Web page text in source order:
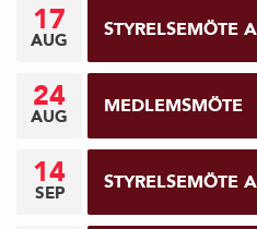
17
AUG STYRELSEMÖTE
24
AUG MEDLEMSMÖTE
14
SEP STYRELSEMÖTE